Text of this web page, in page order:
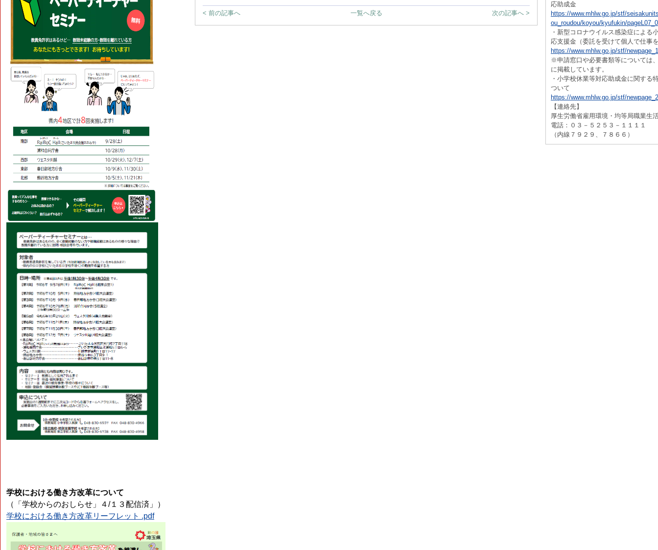
学校における働き方改革について
（「学校からのおしらせ」４/１３配信済」）
学校における働き方改革リーフレット .pdf
< 前の記事へ 次の記事へ >
一覧へ戻る
応助成金
https://www.mhlw.go.jp/stf/
ou_roudou/koyou/kyufukin/
・新型コロナウイルス感染症による
応支援金（委託を受けて個人で仕事
https://www.mhlw.go.jp/stf/
※申請窓口や必要書類等については
に掲載しています。
・小学校休業等対応助成金に関する
ついて
https://www.mhlw.go.jp/stf/
【連絡先】
厚生労働省雇用環境・均等局職業生
電話：０３－５２５３－１１１１
（内線７９２９、７８６６）